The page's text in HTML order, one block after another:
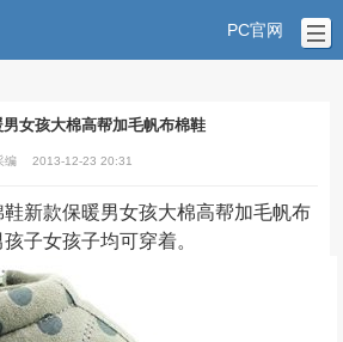
PC官网
女孩大棉高帮加毛帆布棉鞋
编 2013-12-23 20:31
新款保暖男女孩大棉高帮加毛帆布
子女孩子均可穿着。